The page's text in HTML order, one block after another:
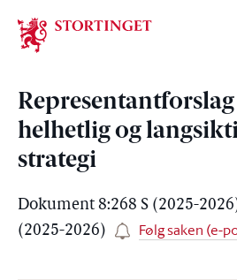
Stortinget.no
helhetlig og
strategi
Dokument 8:268 S (2025-
(2025-2026)
Følg saken (e-